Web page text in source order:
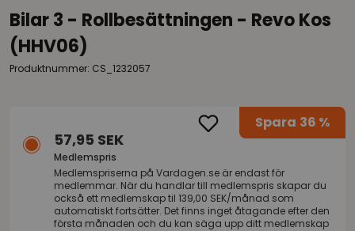
Bilar 3 - Rollbesättningen - Revo Kos
(HHV06)
Produktnummer: CS_1232057
Spara 36 %
57,95 SEK
Medlemspris
Medlemspriserna på Vardagen.se är endast för
medlemmar. När du handlar till medlemspris skapar du
också ett medlemskap til 139,00 SEK/månad som
automatiskt fortsätter. Det finns inget åtagande efter den
första månaden och du kan säga upp ditt medlemskap